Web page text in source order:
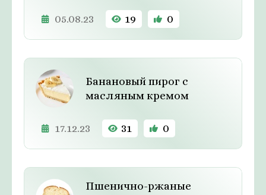
05.08.23 19 0
Банановый пирог с
масляным кремом
17.12.23 31 0
Пшенично-ржаные